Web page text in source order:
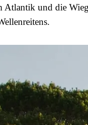
Atlantik und die